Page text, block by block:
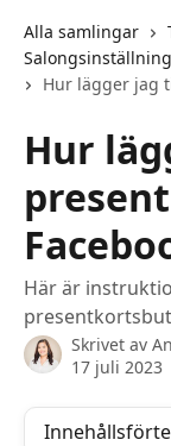
Alla samlingar
Hur lägger jag
Hur
Här är
Skrivet av
17 juli 2023